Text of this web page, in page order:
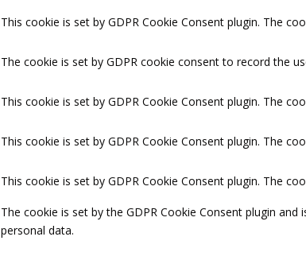
This cookie is set by GDPR Cookie Consent plugin. The
The cookie is set by GDPR cookie consent to record the
This cookie is set by GDPR Cookie Consent plugin. The
This cookie is set by GDPR Cookie Consent plugin. The
This cookie is set by GDPR Cookie Consent plugin. The
The cookie is set by the GDPR Cookie Consent plugin
personal data.